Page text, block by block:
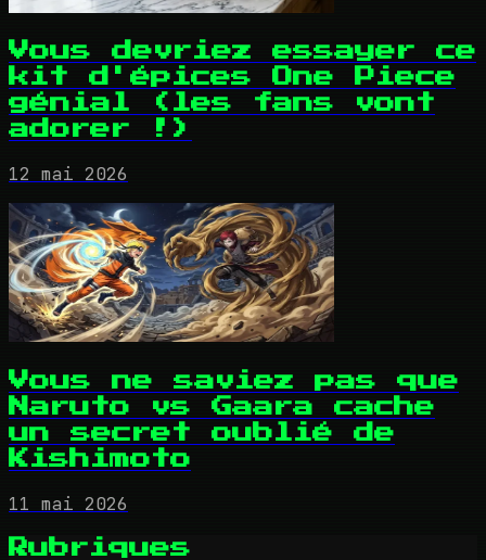
Vous devriez essayer ce
kit d'épices One Piece
génial (les fans vont
adorer !)
12 mai 2026
Vous ne saviez pas que
Naruto vs Gaara cache
un secret oublié de
Kishimoto
11 mai 2026
Rubriques